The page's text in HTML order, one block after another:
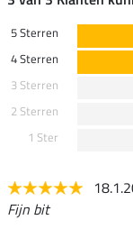
5 Sterren
4 Sterren
3 Sterren
2 Sterren
1 Ster
Fijn bit